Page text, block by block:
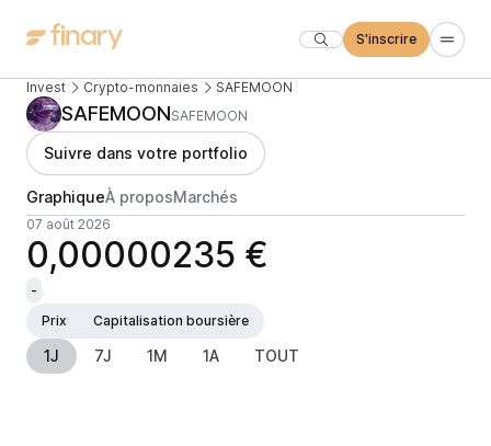
S'inscrire
Invest Crypto-monnaies SAFEMOON
SAFEMOONSAFEMOON
Suivre dans votre portfolio
GraphiqueÀ proposMarchés
07 août 2026
0,00000235 €
-
Prix
Capitalisation boursière
1J 7J 1M 1A TOUT